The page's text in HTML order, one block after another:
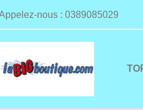
nous : 0389085029